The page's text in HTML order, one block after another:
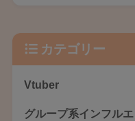
カテゴリー
Vtuber
グループ系インフル